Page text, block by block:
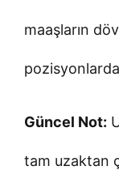
maaşların
pozisyonlarda
Güncel Not:
tam uzaktan